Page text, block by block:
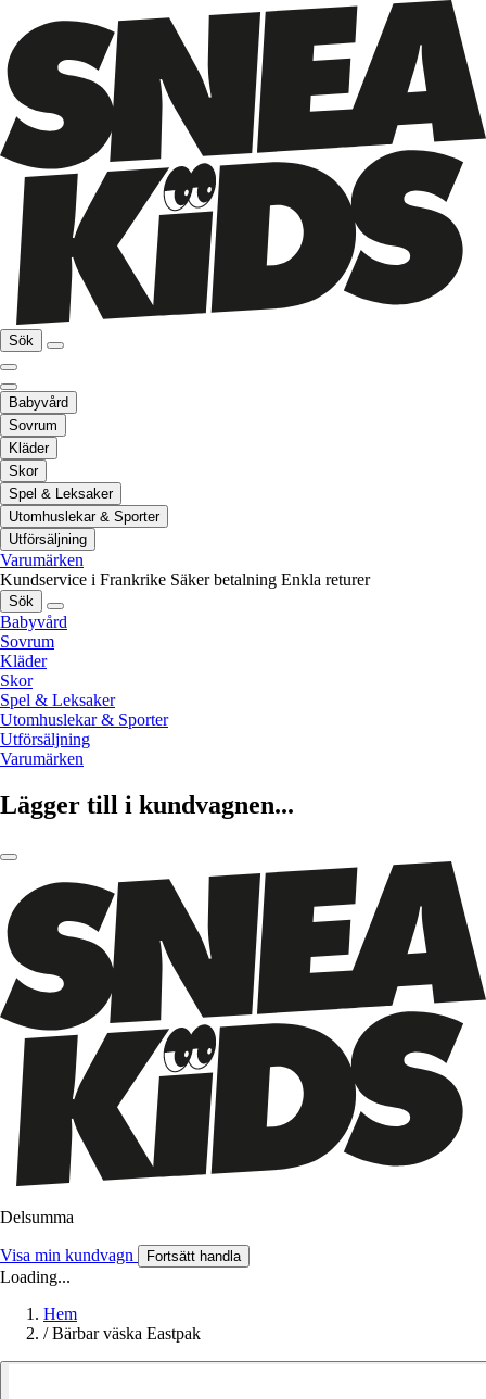
Sök
Babyvård
Sovrum
Kläder
Skor
Spel & Leksaker
Utomhuslekar & Sporter
Utförsäljning
Varumärken
Kundservice i Frankrike Säker betalning Enkla returer
Sök
Babyvård
Sovrum
Kläder
Skor
Spel & Leksaker
Utomhuslekar & Sporter
Utförsäljning
Varumärken
Lägger till i kundvagnen...
Delsumma
Visa min kundvagn Fortsätt handla
Loading...
Hem
/ Bärbar väska Eastpak